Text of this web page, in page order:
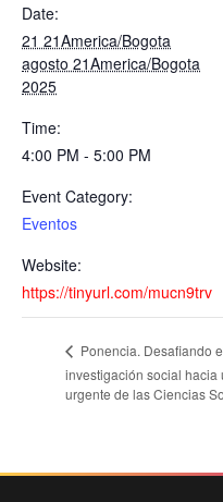
Date:
21 21America/Bogota
agosto 21America/Bogota
2025
Time:
4:00 PM - 5:00 PM
Event Category:
Eventos
Website:
https://tinyurl.com/mucn9trv
Ponencia. Desafiando
investigación social hacia
urgente de las Ciencias